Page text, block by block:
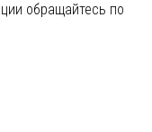
обращайтесь по